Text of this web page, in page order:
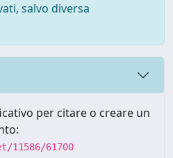
salvo diversa
per citare o creare un
61700